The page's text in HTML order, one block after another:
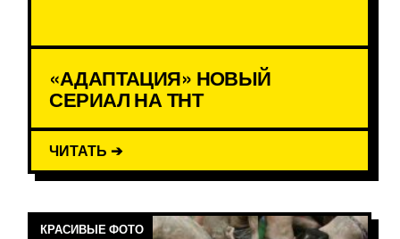
«АДАПТАЦИЯ» НОВЫЙ
СЕРИАЛ НА ТНТ
ЧИТАТЬ ➔
КРАСИВЫЕ ФОТО